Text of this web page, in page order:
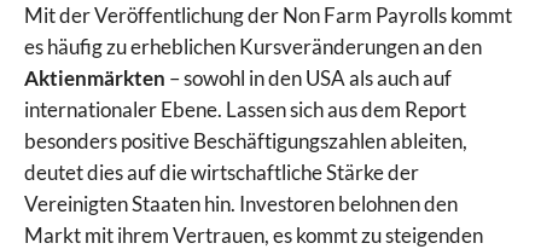
Mit der Veröffentlichung der Non Farm Payrolls kommt
es häufig zu erheblichen Kursveränderungen an den
Aktienmärkten – sowohl in den USA als auch auf
internationaler Ebene. Lassen sich aus dem Report
besonders positive Beschäftigungszahlen ableiten,
deutet dies auf die wirtschaftliche Stärke der
Vereinigten Staaten hin. Investoren belohnen den
Markt mit ihrem Vertrauen, es kommt zu steigenden